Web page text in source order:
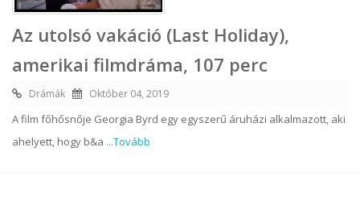
Az utolsó vakáció (Last Holiday),
amerikai filmdráma, 107 perc
Drámák Október 04, 2019
A film főhősnője Georgia Byrd egy egyszerű áruházi alkalmazott, aki
ahelyett, hogy b&a ...Tovább